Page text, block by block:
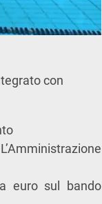
con
euro sul bando